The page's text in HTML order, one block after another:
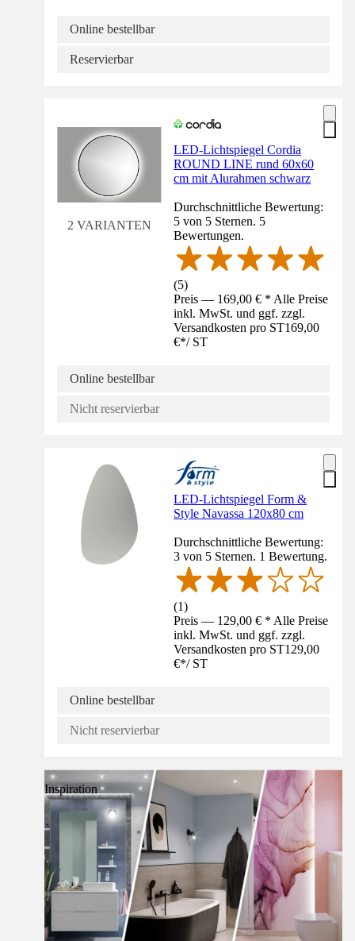
Online bestellbar
Reservierbar
2 VARIANTEN
LED-Lichtspiegel Cordia
ROUND LINE rund 60x60
cm mit Alurahmen schwarz
Durchschnittliche Bewertung:
5 von 5 Sternen. 5
Bewertungen.
(5)
Preis — 169,00 € * Alle Preise
inkl. MwSt. und ggf. zzgl.
Versandkosten pro ST169,00
€*/ ST
Online bestellbar
Nicht reservierbar
LED-Lichtspiegel Form &
Style Navassa 120x80 cm
Durchschnittliche Bewertung:
3 von 5 Sternen. 1 Bewertung.
(1)
Preis — 129,00 € * Alle Preise
inkl. MwSt. und ggf. zzgl.
Versandkosten pro ST129,00
€*/ ST
Online bestellbar
Nicht reservierbar
Inspiration